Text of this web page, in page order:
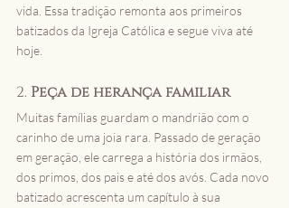
vida. Essa tradição remonta aos primeiros
batizados da Igreja Católica e segue viva até
hoje.
2. Peça de herança familiar
Muitas famílias guardam o mandrião com o
carinho de uma joia rara. Passado de geração
em geração, ele carrega a história dos irmãos,
dos primos, dos pais e até dos avós. Cada novo
batizado acrescenta um capítulo à sua